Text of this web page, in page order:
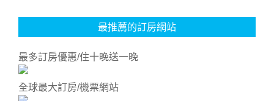
最推薦的訂房網站
最多訂房優惠/住十晚送一晚
全球最大訂房/機票網站